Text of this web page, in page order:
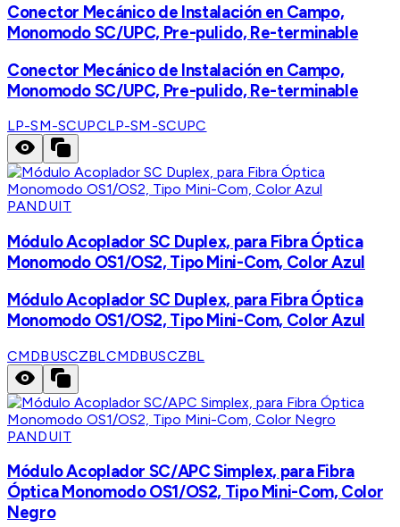
Conector Mecánico de Instalación en Campo,
Monomodo SC/UPC, Pre-pulido, Re-terminable
Conector Mecánico de Instalación en Campo,
Monomodo SC/UPC, Pre-pulido, Re-terminable
LP-SM-SCUPCLP-SM-SCUPC
PANDUIT
Módulo Acoplador SC Duplex, para Fibra Óptica
Monomodo OS1/OS2, Tipo Mini-Com, Color Azul
Módulo Acoplador SC Duplex, para Fibra Óptica
Monomodo OS1/OS2, Tipo Mini-Com, Color Azul
CMDBUSCZBLCMDBUSCZBL
PANDUIT
Módulo Acoplador SC/APC Simplex, para Fibra
Óptica Monomodo OS1/OS2, Tipo Mini-Com, Color
Negro